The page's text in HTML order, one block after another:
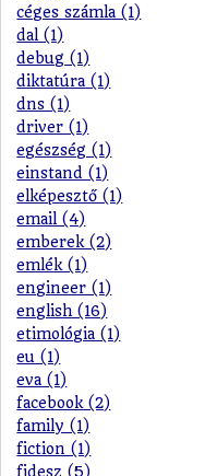
céges számla (1)
dal (1)
debug (1)
diktatúra (1)
dns (1)
driver (1)
egészség (1)
einstand (1)
elképesztő (1)
email (4)
emberek (2)
emlék (1)
engineer (1)
english (16)
etimológia (1)
eu (1)
eva (1)
facebook (2)
family (1)
fiction (1)
fidesz (5)